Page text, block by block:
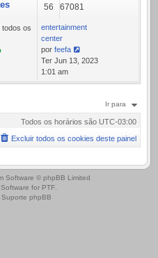
os
56 67081
entertainment
center
por feefa
Ver
última
mensagem
Ter Jun 13, 2023
1:01 am
Ir para
Todos os horários são UTC-03:00
Excluir todos os cookies deste painel
Software © phpBB Limited
for PTF
Suporte phpBB